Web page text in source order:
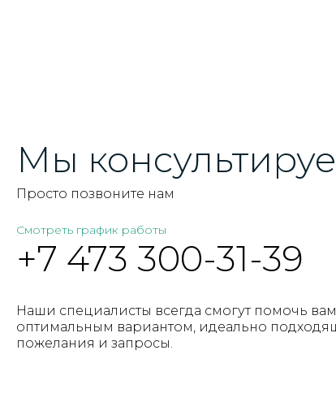
Мы
Просто позвоните нам
Смотреть график работы
+7 473 300-31-39
Наши специалисты всегда смогут помочь
оптимальным вариантом, идеально
пожелания и запросы.